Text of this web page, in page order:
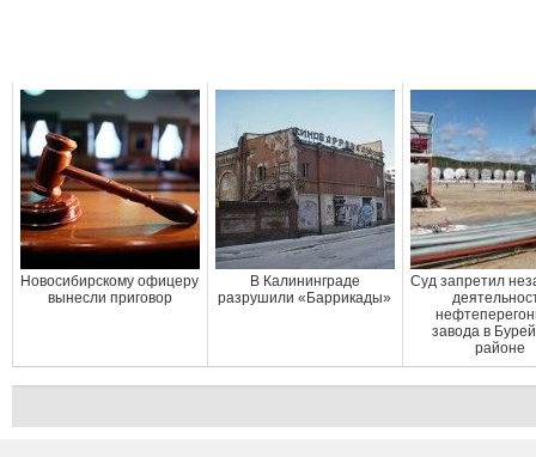
Новосибирскому офицеру
вынесли приговор
В Калининграде
разрушили «Баррикады»
Суд запретил
завода в
районе